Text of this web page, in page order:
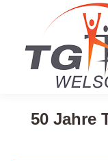
50 Jahre